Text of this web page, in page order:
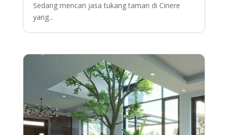
Sedang mencari jasa tukang taman di Cinere
yang...